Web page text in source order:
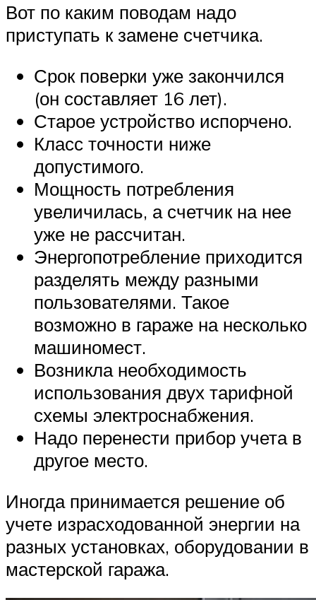
Вот по каким поводам надо
приступать к замене счетчика.
Срок поверки уже закончился
(он составляет 16 лет).
Старое устройство испорчено.
Класс точности ниже
допустимого.
Мощность потребления
увеличилась, а счетчик на нее
уже не рассчитан.
Энергопотребление приходится
разделять между разными
пользователями. Такое
возможно в гараже на несколько
машиномест.
Возникла необходимость
использования двух тарифной
схемы электроснабжения.
Надо перенести прибор учета в
другое место.
Иногда принимается решение об
учете израсходованной энергии на
разных установках, оборудовании в
мастерской гаража.